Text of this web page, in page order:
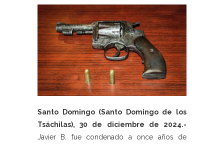
Santo Domingo (Santo Domingo de los
Tsáchilas), 30 de diciembre de 2024.-
Javier B. fue condenado a once años de